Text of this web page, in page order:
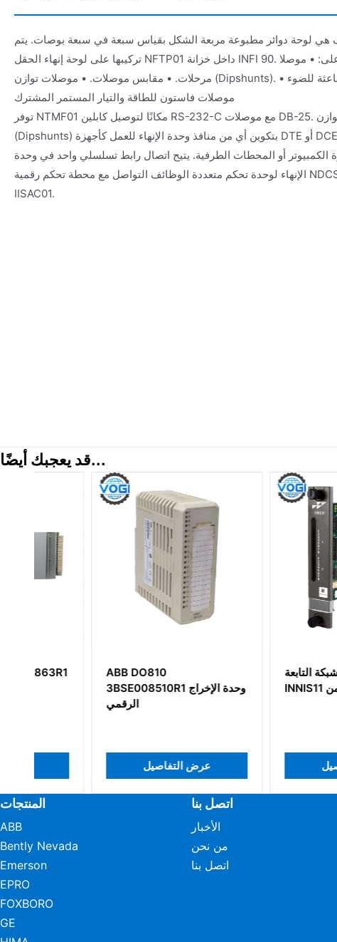
هي لوحة دوائر مطبوعة مربعة الشكل بقياس سبعة في سبعة بوصات. يتم
تركيبها على لوحة إنهاء الحقل NFTP01 داخل خزانة INFI 90. تحتوي اللوحة على: • موصلا DB-25. •
مرحلات. • مقابس موصلات. • موصلات توازن (Dipshunts). • مصهر. • ثنائيات باعثة للضوء (LED). •
موصلات فاستون للطاقة والتيار المستمر المشترك
توفر NTMF01 مكانًا لتوصيل كابلين RS-232-C مع موصلات DB-25. تسمح موصلات التوازن
(Dipshunts) بتكوين أي من منافذ وحدة الإنهاء للعمل كأجهزة DTE أو DCE. تتيح هذه الميزة لوحدة
الكمبيوتر أو المحطات الطرفية. يتيح اتصال رابط تسلسلي واحد في وحدة
الإنهاء لوحدة تحكم متعددة الوظائف التواصل مع محطة تحكم رقمية NDCS03 أو محطة تحكم تناظرية
IISAC01.
قد يعجبك أيضًا...
ABB DO810
3BSE008510R1 وحدة الإخراج
عرض التفاصيل
واجهة الشبكة التابعة
INNIS11 من ABB
عرض التفاصيل
المنتجات
ABB
Bently Nevada
Emerson
EPRO
FOXBORO
GE
اتصل بنا
الأخبار
من نحن
اتصل بنا